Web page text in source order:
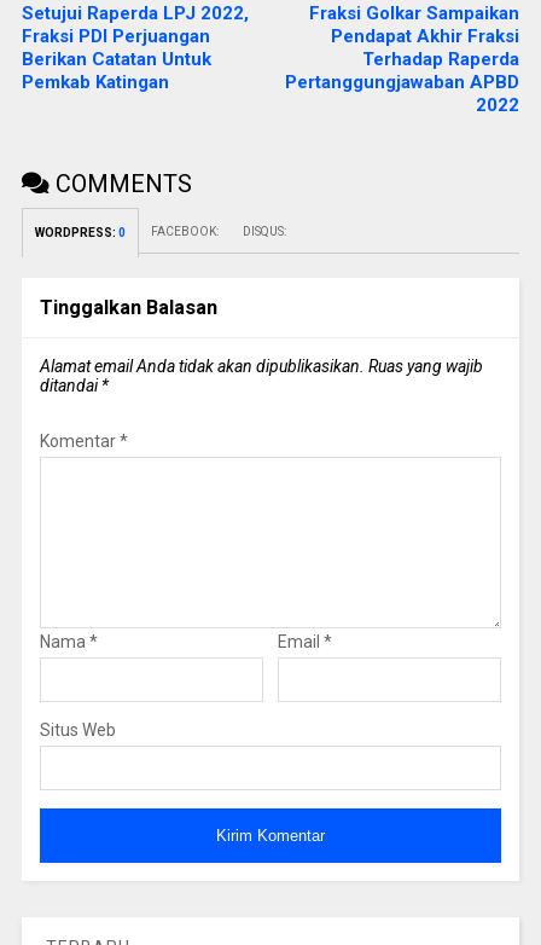
Setujui Raperda LPJ 2022,
Fraksi PDI Perjuangan
Berikan Catatan Untuk
Pemkab Katingan
Fraksi Golkar Sampaikan
Pendapat Akhir Fraksi
Terhadap Raperda
Pertanggungjawaban APBD
2022
COMMENTS
WORDPRESS: 0 FACEBOOK: DISQUS:
Tinggalkan Balasan
Alamat email Anda tidak akan dipublikasikan. Ruas yang wajib
ditandai*
Komentar*
Nama * Email *
Situs Web